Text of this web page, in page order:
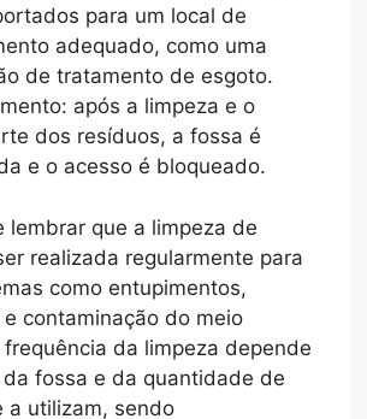
para um local de
adequado, como uma
de tratamento de esgoto.
após a limpeza e o
dos resíduos, a fossa é
e o acesso é bloqueado.
lembrar que a limpeza de
realizada regularmente para
como entupimentos,
contaminação do meio
da limpeza depende
fossa e da quantidade de
a utilizam, sendo